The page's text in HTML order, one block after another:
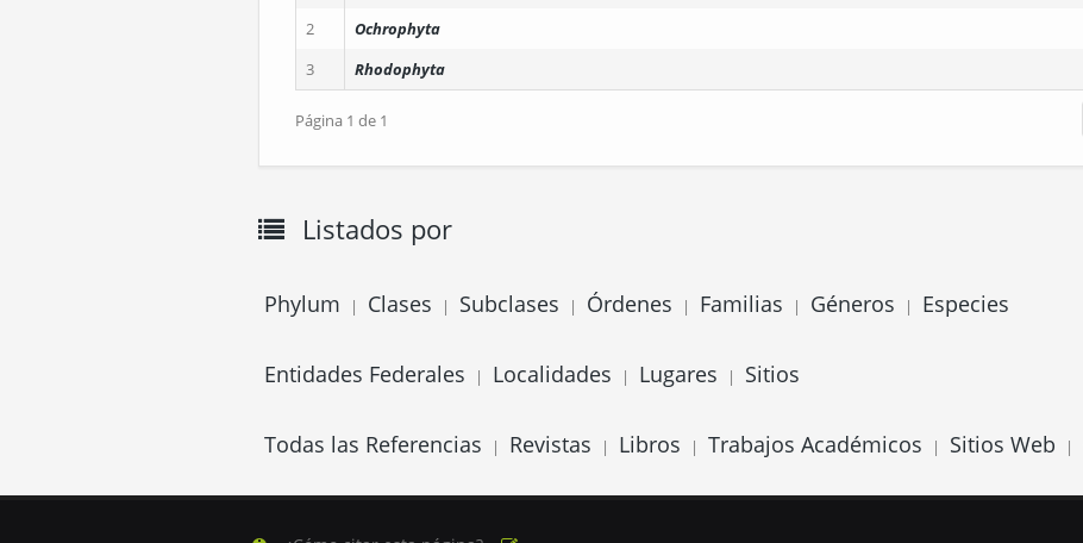
2
Ochrophyta
3
Rhodophyta
Página 1 de 1
Listados por
Phylum | Clases | Subclases | Órdenes | Familias | Géneros | Especies
Entidades Federales | Localidades | Lugares | Sitios
Todas las Referencias | Revistas | Libros | Trabajos Académicos | Sitios Web |